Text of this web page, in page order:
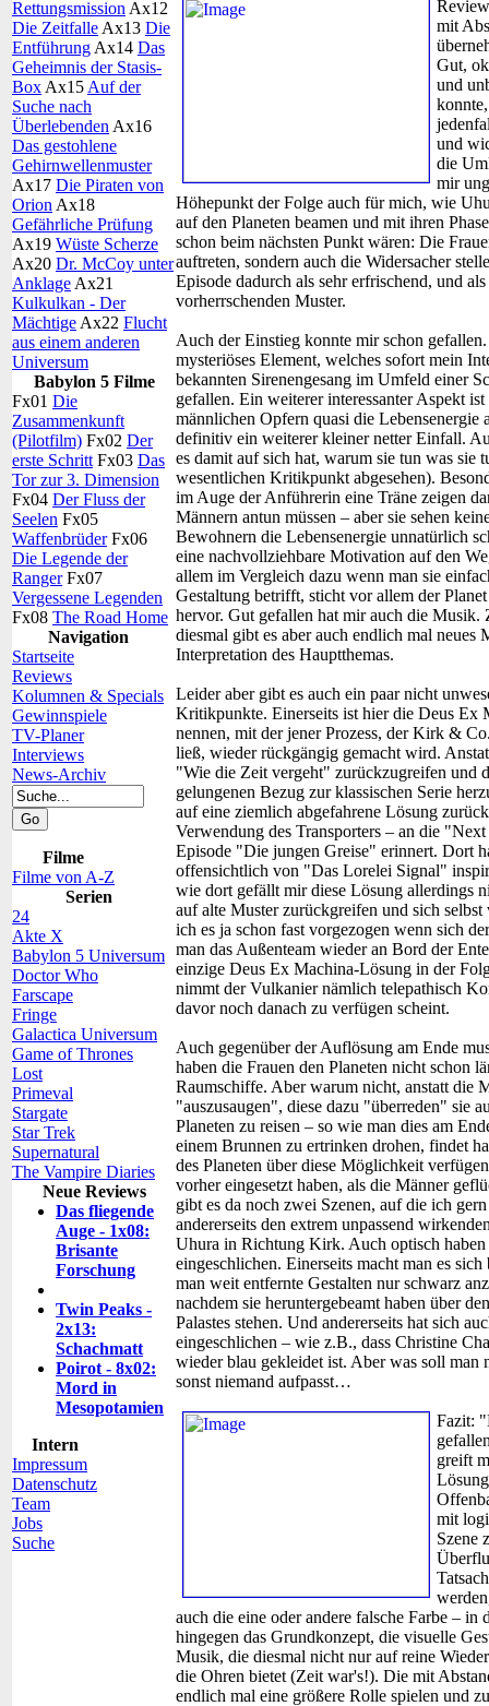
Rettungsmission Ax12
Die Zeitfalle Ax13 Die
Entführung Ax14 Das
Geheimnis der Stasis-
Box Ax15 Auf der
Suche nach
Überlebenden Ax16
Das gestohlene
Gehirnwellenmuster
Ax17 Die Piraten von
Orion Ax18
Gefährliche Prüfung
Ax19 Wüste Scherze
Ax20 Dr. McCoy unter
Anklage Ax21
Kulkulkan - Der
Mächtige Ax22 Flucht
aus einem anderen
Universum
Babylon 5 Filme
Fx01 Die
Zusammenkunft
(Pilotfilm) Fx02 Der
erste Schritt Fx03 Das
Tor zur 3. Dimension
Fx04 Der Fluss der
Seelen Fx05
WaffenbrüderFx06
Die Legende der
RangerFx07
Vergessene Legenden
Fx08 The Road Home
Navigation
Startseite
Reviews
Kolumnen & Specials
Gewinnspiele
TV-Planer
Interviews
News-Archiv
Filme
Filme von A-Z
Serien
24
Akte X
Babylon 5 Universum
Doctor Who
Farscape
Fringe
Galactica Universum
Game of Thrones
Lost
Primeval
Stargate
Star Trek
Supernatural
The Vampire Diaries
Neue Reviews
Das fliegende
Auge - 1x08:
Brisante
Forschung
Twin Peaks -
2x13:
Schachmatt
Poirot - 8x02:
Mord in
Mesopotamien
Intern
Impressum
Datenschutz
Team
Jobs
Suche
mit
Gut,
und
und
die
mir
Höhepunkt der Folge auch für mich, wie
auf den Planeten beamen und mit ihren
schon beim nächsten Punkt wären: Die
auftreten, sondern auch die Widersacher
Episode dadurch als sehr erfrischend, und
vorherrschenden Muster.
Auch der Einstieg konnte mir schon
mysteriöses Element, welches sofort mein
bekannten Sirenengesang im Umfeld einer
gefallen. Ein weiterer interessanter Aspekt
männlichen Opfern quasi die Lebensenergie
definitiv ein weiterer kleiner netter Einfall.
es damit auf sich hat, warum sie tun was sie
wesentlichen Kritikpunkt abgesehen).
im Auge der Anführerin eine Träne zeigen
Männern antun müssen – aber sie sehen
Bewohnern die Lebensenergie unnatürlich
eine nachvollziehbare Motivation auf den
allem im Vergleich dazu wenn man sie
Gestaltung betrifft, sticht vor allem der
hervor. Gut gefallen hat mir auch die
diesmal gibt es aber auch endlich mal
Interpretation des Hauptthemas.
Leider aber gibt es auch ein paar nicht
Kritikpunkte. Einerseits ist hier die Deus Ex
nennen, mit der jener Prozess, der Kirk &
ließ, wieder rückgängig gemacht wird.
"Wie die Zeit vergeht" zurückzugreifen und
gelungenen Bezug zur klassischen Serie
auf eine ziemlich abgefahrene Lösung
Verwendung des Transporters – an die
Episode "Die jungen Greise" erinnert. Dort
offensichtlich von "Das Lorelei Signal"
wie dort gefällt mir diese Lösung allerdings
auf alte Muster zurückgreifen und sich
ich es ja schon fast vorgezogen wenn sich
man das Außenteam wieder an Bord der
einzige Deus Ex Machina-Lösung in der
nimmt der Vulkanier nämlich telepathisch
davor noch danach zu verfügen scheint.
Auch gegenüber der Auflösung am Ende
haben die Frauen den Planeten nicht schon
Raumschiffe. Aber warum nicht, anstatt die
"auszusaugen", diese dazu "überreden" sie
Planeten zu reisen – so wie man dies am
einem Brunnen zu ertrinken drohen, findet
des Planeten über diese Möglichkeit
vorher eingesetzt haben, als die Männer
gibt es da noch zwei Szenen, auf die ich
andererseits den extrem unpassend
Uhura in Richtung Kirk. Auch optisch
eingeschlichen. Einerseits macht man es
man weit entfernte Gestalten nur schwarz
nachdem sie heruntergebeamt haben über
Palastes stehen. Und andererseits hat sich
eingeschlichen – wie z.B., dass Christine
wieder blau gekleidet ist. Aber was soll man
sonst niemand aufpasst…
Fazit:
greift
mit
Szene
auch die eine oder andere falsche Farbe –
hingegen das Grundkonzept, die visuelle
Musik, die diesmal nicht nur auf reine
die Ohren bietet (Zeit war's!). Die mit
endlich mal eine größere Rolle spielen und